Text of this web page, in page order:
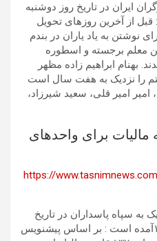
ایران در تاریخ روز دوشنبه
است : قبل از آخرین روزهای تحویل
نوشتن به یاد یاران در بندم
معلم برجسته و اسطوره
بهنام ابراهیم زاده مظهر
را نزدیک به هفت سال است
امیر قلی، سعید شیرزاد،
حذف ۵ساله مالیات برای واحدهای
https://
به سپاه پاسداران در تاریخ
روز دوشنبه سی ام اسفند ۱۳۹۵آمده است : بر اساس پیشنویس